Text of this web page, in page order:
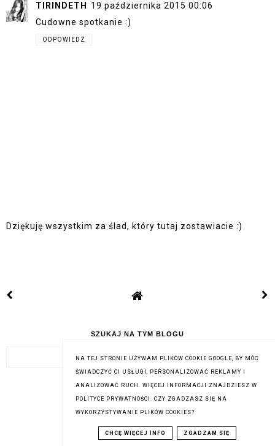
TIRINDETH
19 października 2015 00:06
Cudowne spotkanie :)
ODPOWIEDZ
Dziękuję wszystkim za ślad, który tutaj zostawiacie :)
SZUKAJ NA TYM BLOGU
ODWIEDZILIŚCIE MNIE:
NA TEJ STRONIE UŻYWAM PLIKÓW COOKIE GOOGLE, BY MÓC
ŚWIADCZYĆ CI USŁUGI, PERSONALIZOWAĆ REKLAMY I
ANALIZOWAĆ RUCH. WIĘCEJ INFORMACJI ZNAJDZIESZ W
POLITYCE PRYWATNOŚCI. CZY ZGADZASZ SIĘ NA
WYKORZYSTYWANIE PLIKÓW COOKIES?
CHCĘ WIĘCEJ INFO ZGADZAM SIĘ